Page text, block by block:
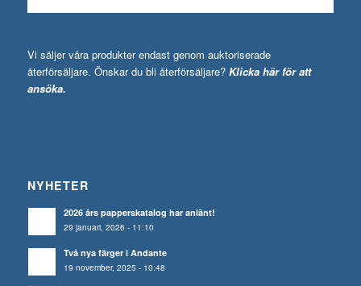
Vi säljer våra produkter endast genom auktoriserade
återförsäljare. Önskar du bli återförsäljare? Klicka här för att
ansöka.
NYHETER
2026 års papperskatalog har anlänt!
29 januari, 2026 - 11:10
Två nya färger i Andante
19 november, 2025 - 10:48